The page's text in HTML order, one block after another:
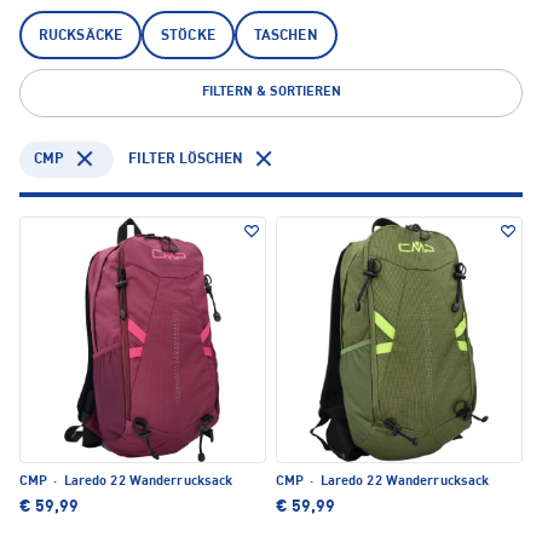
RUCKSÄCKE STÖCKE TASCHEN
FILTERN & SORTIEREN
CMP FILTER LÖSCHEN
CMP · Laredo 22 Wanderrucksack
€ 59,99
CMP · Laredo 22 Wanderrucksack
€ 59,99